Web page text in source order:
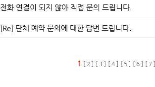
전화 연결이 되지 않아 직접 문의 드립니다.
[Re] 단체 예약 문의에 대한 답변 드립니다.
1 [ 2 ] [ 3 ] [ 4 ] [ 5 ] [ 6 ] [ 7 ]